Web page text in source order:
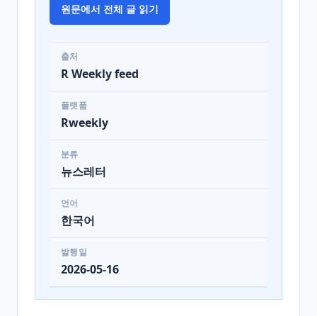
원문에서 전체 글 읽기
출처
R Weekly feed
플랫폼
Rweekly
분류
뉴스레터
언어
한국어
발행일
2026-05-16